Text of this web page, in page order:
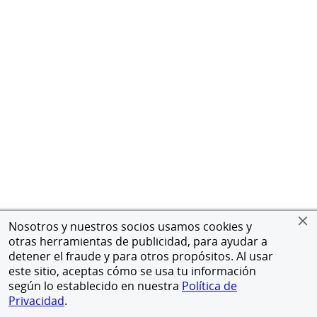
Nosotros y nuestros socios usamos cookies y
otras herramientas de publicidad, para ayudar a
detener el fraude y para otros propósitos. Al usar
este sitio, aceptas cómo se usa tu información
según lo establecido en nuestra Política de
Privacidad.